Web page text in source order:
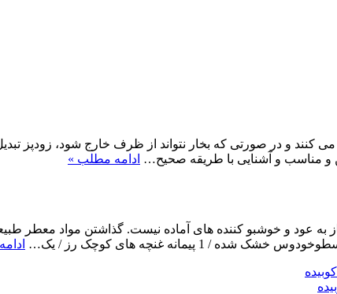
کنند و در صورتی که بخار نتواند از ظرف خارج شود، زودپز
و مناسب و آشنایی با طریقه صحیح… ادامه مطلب »
به عود و خوشبو کننده های آماده نیست. گذاشتن مواد معطر